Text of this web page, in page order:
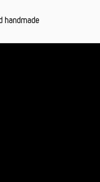
handmade